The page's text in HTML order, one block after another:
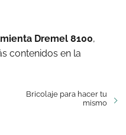
Dremel 8100,
contenidos en la
Bricolaje para hacer tu
mismo